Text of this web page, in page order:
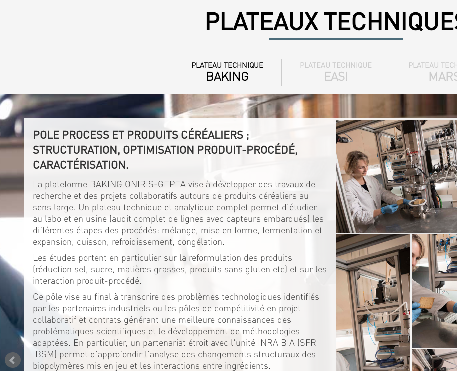
PLATEAUX
PLATEAU TECHNIQUE
BAKING
PLATEAU TECHNIQUE
EASI
PLATEAU
POLE PROCESS ET PRODUITS CÉRÉALIERS ;
STRUCTURATION, OPTIMISATION PRODUIT-PROCÉDÉ,
CARACTÉRISATION.
La plateforme BAKING ONIRIS-GEPEA vise à développer des travaux de
recherche et des projets collaboratifs autours de produits céréaliers au
sens large. Un plateau technique et analytique complet permet d'étudier
au labo et en usine (audit complet de lignes avec capteurs embarqués) les
différentes étapes des procédés: mélange, mise en forme, fermentation et
expansion, cuisson, refroidissement, congélation.
Les études portent en particulier sur la reformulation des produits
(réduction sel, sucre, matières grasses, produits sans gluten etc) et sur les
interaction produit-procédé.
Ce pôle vise au final à transcrire des problèmes technologiques identifiés
par les partenaires industriels ou les pôles de compétitivité en projet
collaboratif et contrats générant une meilleure connaissances des
problématiques scientifiques et le développement de méthodologies
adaptées. En particulier, un partenariat étroit avec l'unité INRA BIA (SFR
IBSM) permet d'approfondir l'analyse des changements structuraux des
biopolymères mis en jeu et les interactions entre ingrédients.